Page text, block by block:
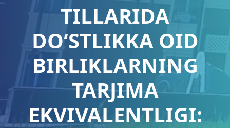
TILLARIDA
DO‘STLIKKA OID
BIRLIKLARNING
TARJIMA
EKVIVALENTLIGI: